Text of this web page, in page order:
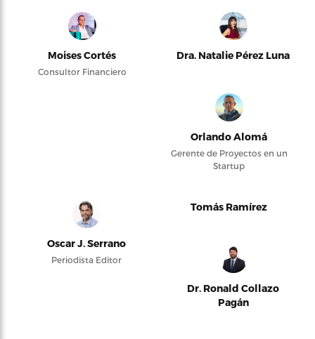
Moises Cortés
Consultor Financiero
Dra. Natalie Pérez Luna
Orlando Alomá
Gerente de Proyectos en un
Startup
Oscar J. Serrano
Periodista Editor
Tomás Ramírez
Dr. Ronald Collazo
Pagán